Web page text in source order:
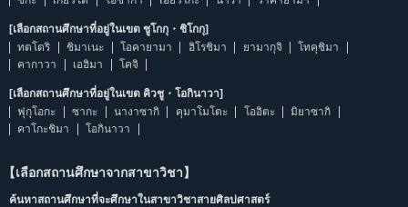
[เลือกสถานศึกษาที่อยู่ในเขต ชูโกกุ・ชิโกกุ]
ทตโตริ
ชิมาเนะ โอคายามา ฮิโรชิมา ยามากุจิ
โทคุชิมา
คากาวา
เอฮิมา โคจิ
[เลือกสถานศึกษาที่อยู่ในเขต คิวชู・โอกินาวา]
ฟุกุโอกะ
ซากะ นางาซากิ คุมาโมโตะ โออิตะ
มิยาซากิ
คาโกะชิมา
โอกินาวา
【เลือกสถานศึกษาจากสาขาวิชา】
ค้นหาสถานศึกษาที่จะศึกษาในสาขาวิชาสายศิลปศาสตร์